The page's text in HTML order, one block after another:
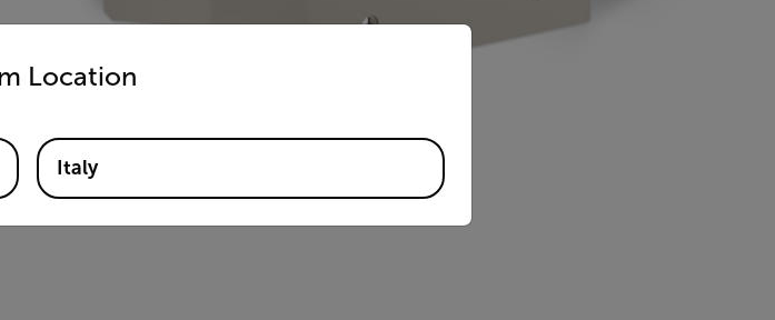
Location
below to access the appropriate version of our website.
Italy